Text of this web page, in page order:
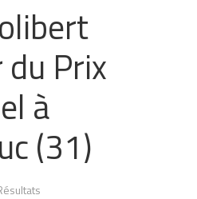
Prix
à
(31)